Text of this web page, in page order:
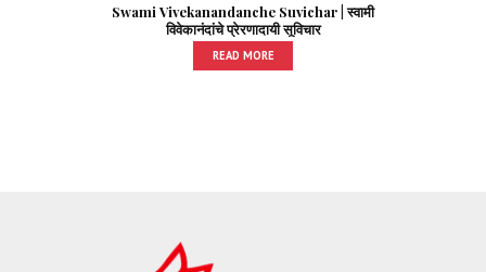
Swami Vivekanandanche Suvichar | स्वामी
विवेकानंदांचे प्रेरणादायी सूविचार
READ MORE